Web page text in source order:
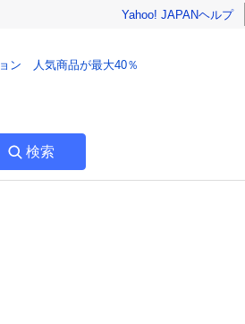
Yahoo! JAPANヘルプ
ン 人気商品が最大40％
検索